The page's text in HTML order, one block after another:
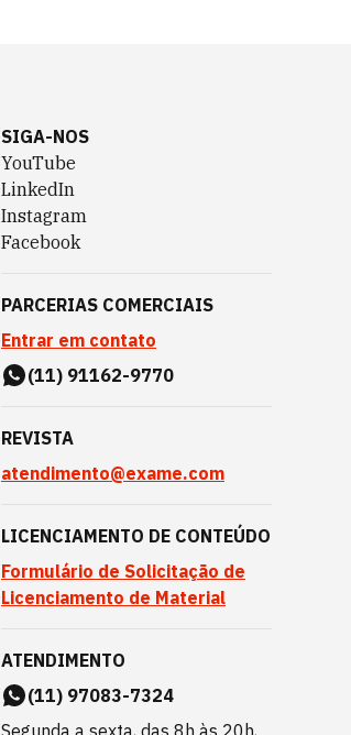
SIGA-NOS
YouTube
LinkedIn
Instagram
Facebook
PARCERIAS COMERCIAIS
Entrar em contato
(11) 91162-9770
REVISTA
atendimento@exame.com
LICENCIAMENTO DE CONTEÚDO
Formulário de Solicitação de
Licenciamento de Material
ATENDIMENTO
(11) 97083-7324
Segunda a sexta, das 8h às 20h,